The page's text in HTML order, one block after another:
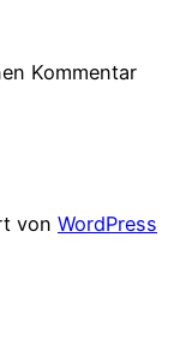
Kommentar
von WordPress